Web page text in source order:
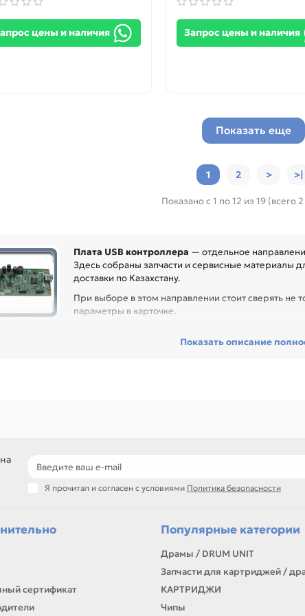
цены и наличия Запрос цены и наличия
Показать еще
1 2 > >|
Показано с 1 по 12 из 19 (всего
Плата USB контроллера — отдельное
Здесь собраны запчасти и сервисные материалы
доставки по Казахстану.
При выборе в этом направлении стоит сверять не
параметры в карточке.
технику и сократить простой оборудования, особенно
детали для ремонта и профилактики
материалы для сервисных центров и офисов
самовывоз и доставка по Алматы, отправка по Казахстану
заправки, печати или пополнения складского запаса.
Показать описание
Я прочитал и согласен с условиями Политика безопасности
сертификат
Популярные категории
Драмы / DRUM UNIT
Запчасти для картриджей /
КАРТРИДЖИ
Чипы